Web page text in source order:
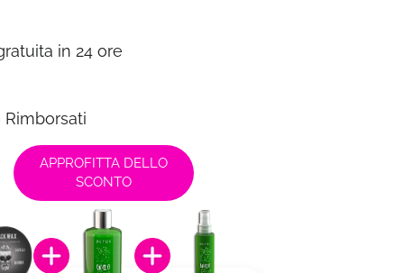
in 24 ore
APPROFITTA DELLO
SCONTO